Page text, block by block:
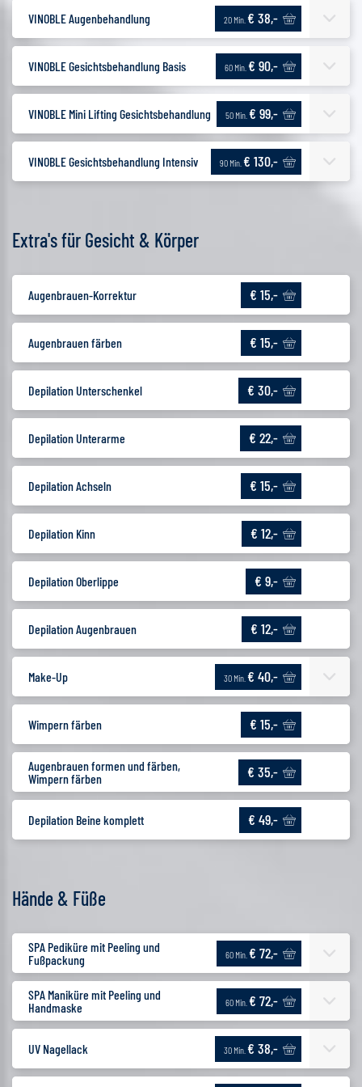
VINOBLE Augenbehandlung 20 Min. € 38,-
VINOBLE Gesichtsbehandlung Basis 60 Min. € 90,-
VINOBLE Mini Lifting Gesichtsbehandlung 50 Min. € 99,-
VINOBLE Gesichtsbehandlung Intensiv 90 Min. € 130,-
Extra's für Gesicht & Körper
Augenbrauen-Korrektur € 15,-
Augenbrauen färben € 15,-
Depilation Unterschenkel € 30,-
Depilation Unterarme € 22,-
Depilation Achseln € 15,-
Depilation Kinn € 12,-
Depilation Oberlippe € 9,-
Depilation Augenbrauen € 12,-
Make-Up 30 Min. € 40,-
Wimpern färben € 15,-
Augenbrauen formen und färben,
Wimpern färben
€ 35,-
Depilation Beine komplett € 49,-
Hände & Füße
SPA Pediküre mit Peeling und
Fußpackung
60 Min. € 72,-
SPA Maniküre mit Peeling und
Handmaske
60 Min. € 72,-
UV Nagellack 30 Min. € 38,-